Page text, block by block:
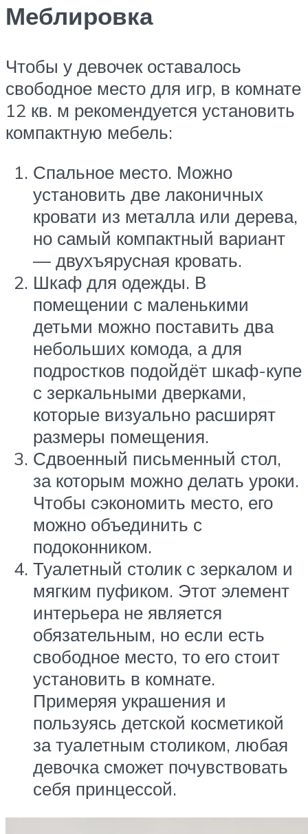
Меблировка
Чтобы у девочек оставалось
свободное место для игр, в комнате
12 кв. м рекомендуется установить
компактную мебель:
Спальное место. Можно
установить две лаконичных
кровати из металла или дерева,
но самый компактный вариант
— двухъярусная кровать.
Шкаф для одежды. В
помещении с маленькими
детьми можно поставить два
небольших комода, а для
подростков подойдёт шкаф-купе
с зеркальными дверками,
которые визуально расширят
размеры помещения.
Сдвоенный письменный стол,
за которым можно делать уроки.
Чтобы сэкономить место, его
можно объединить с
подоконником.
Туалетный столик с зеркалом и
мягким пуфиком. Этот элемент
интерьера не является
обязательным, но если есть
свободное место, то его стоит
установить в комнате.
Примеряя украшения и
пользуясь детской косметикой
за туалетным столиком, любая
девочка сможет почувствовать
себя принцессой.